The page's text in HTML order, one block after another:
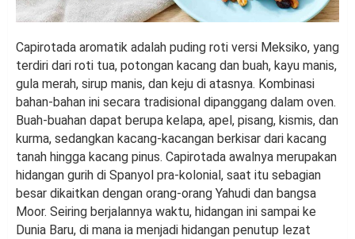
Capirotada aromatik adalah puding roti versi Meksiko, yang
terdiri dari roti tua, potongan kacang dan buah, kayu manis,
gula merah, sirup manis, dan keju di atasnya. Kombinasi
bahan-bahan ini secara tradisional dipanggang dalam oven.
Buah-buahan dapat berupa kelapa, apel, pisang, kismis, dan
kurma, sedangkan kacang-kacangan berkisar dari kacang
tanah hingga kacang pinus. Capirotada awalnya merupakan
hidangan gurih di Spanyol pra-kolonial, saat itu sebagian
besar dikaitkan dengan orang-orang Yahudi dan bangsa
Moor. Seiring berjalannya waktu, hidangan ini sampai ke
Dunia Baru, di mana ia menjadi hidangan penutup lezat